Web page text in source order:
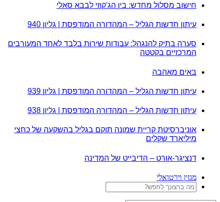
חישוב מסלול מחדש: בין הג'קוזי לבבא סאלי
עיתון חדשות הגליל – המהדורה המודפסת | גליון 940
סערה בתיק להנגהל: עבודות שירות בלבד לאחד המעורבים
המרכזיים בקטטה
באים מאהבה
עיתון חדשות הגליל – המהדורה המודפסת | גליון 939
עיתון חדשות הגליל – המהדורה המודפסת | גליון 938
אוניברסיטת קריית שמונה תוקם בגליל בהשקעה של כחצי
מיליארד שקלים
דנציגר-אורט – הדיבייט של המדינה
מגזין וירטואלי